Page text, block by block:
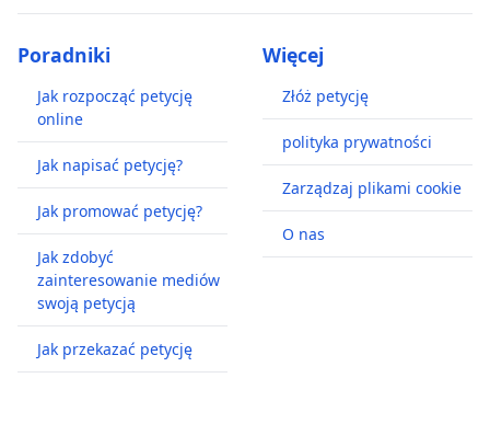
Poradniki
Jak rozpocząć petycję
online
Jak napisać petycję?
Jak promować petycję?
Jak zdobyć
zainteresowanie mediów
swoją petycją
Jak przekazać petycję
Więcej
Złóż petycję
polityka prywatności
Zarządzaj plikami cookie
O nas